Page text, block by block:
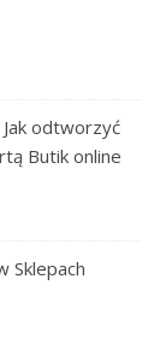
odtworzyć
Butik online
Sklepach